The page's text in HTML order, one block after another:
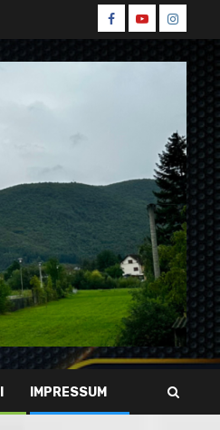
Spin
Facebook
Spin
Youtube
Spin
IMPRESSUM